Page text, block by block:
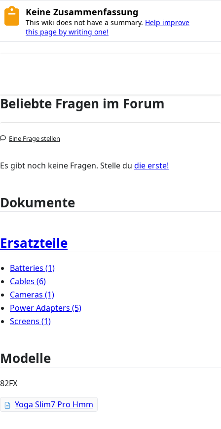
Keine Zusammenfassung
This wiki does not have a summary. Help improve
this page by writing one!
Beliebte Fragen im Forum
Eine Frage stellen
Es gibt noch keine Fragen. Stelle du die erste!
Dokumente
Ersatzteile
Batteries (1)
Cables (6)
Cameras (1)
Power Adapters (5)
Screens (1)
Modelle
82FX
Yoga Slim7 Pro Hmm